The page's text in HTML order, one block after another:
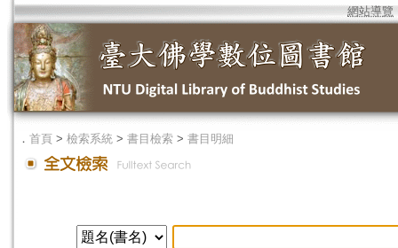
網站導覽
． 首頁 > 檢索系統 > 書目檢索 > 書目明細